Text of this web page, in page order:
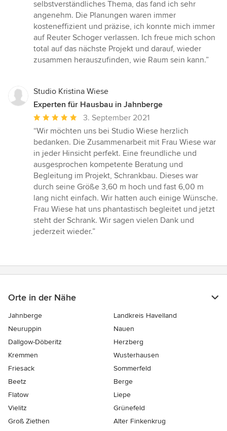
selbstverständliches Thema, das fand ich sehr
angenehm. Die Planungen waren immer
kosteneffizient und präzise, ich konnte mich immer
auf Reuter Schoger verlassen. Ich freue mich schon
total auf das nächste Projekt und darauf, wieder
zusammen herauszufinden, wie Raum sein kann.”
Studio Kristina Wiese
Experten für Hausbau in Jahnberge
Durchschnittliche
Bewertung:
5
von
5
Sternen
3. September 2021
“Wir möchten uns bei Studio Wiese herzlich
bedanken. Die Zusammenarbeit mit Frau Wiese war
in jeder Hinsicht perfekt. Eine freundliche und
ausgesprochen kompetente Beratung und
Begleitung im Projekt, Schrankbau. Dieses war
durch seine Größe 3,60 m hoch und fast 6,00 m
lang nicht einfach. Wir hatten auch einige Wünsche.
Frau Wiese hat uns phantastisch begleitet und jetzt
steht der Schrank. Wir sagen vielen Dank und
jederzeit wieder.”
Orte in der Nähe
Jahnberge
Landkreis Havelland
Neuruppin
Nauen
Dallgow-Döberitz
Herzberg
Kremmen
Wusterhausen
Friesack
Sommerfeld
Beetz
Berge
Flatow
Liepe
Vielitz
Grünefeld
Groß Ziethen
Alter Finkenkrug